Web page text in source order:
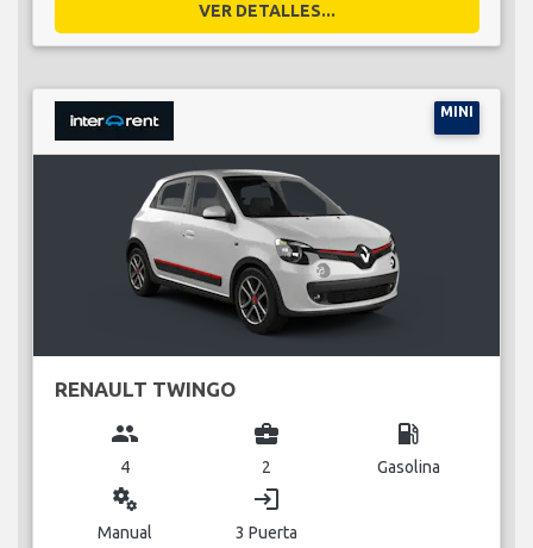
MINI
4 2 Gasolina
miscellaneous_services
Manual
login
3 Puerta